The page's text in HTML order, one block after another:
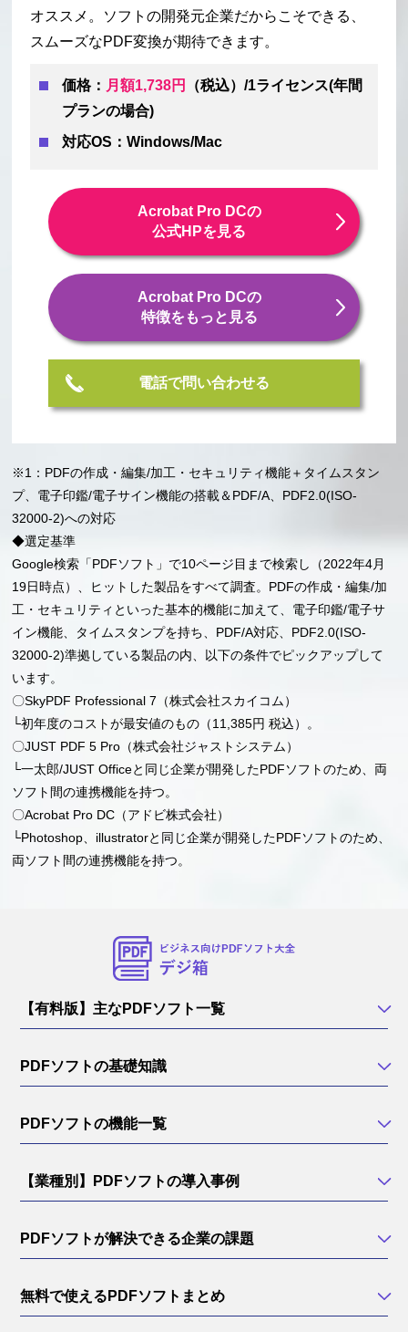
オススメ。ソフトの開発元企業だからこそできる、
スムーズなPDF変換が期待できます。
価格： 月額1,738円
（税込）/1ライセンス(年間
プランの場合)
対応OS：Windows/Mac
Acrobat Pro DCの
公式HPを見る
Acrobat Pro DCの
特徴をもっと見る
電話で問い合わせる
※1：PDFの作成・編集/加工・セキュリティ機能＋タイムスタン
プ、電子印鑑/電子サイン機能の搭載＆PDF/A、PDF2.0(ISO-
32000-2)への対応
◆選定基準
Google検索「PDFソフト」で10ページ目まで検索し（2022年4月
19日時点）、ヒットした製品をすべて調査。PDFの作成・編集/加
工・セキュリティといった基本的機能に加えて、電子印鑑/電子サ
イン機能、タイムスタンプを持ち、PDF/A対応、PDF2.0(ISO-
32000-2)準拠している製品の内、以下の条件でピックアップして
います。
〇SkyPDF Professional 7（株式会社スカイコム）
└初年度のコストが最安値のもの（11,385円 税込）。
〇JUST PDF 5 Pro（株式会社ジャストシステム）
└一太郎/JUST Officeと同じ企業が開発したPDFソフトのため、両
ソフト間の連携機能を持つ。
〇Acrobat Pro DC（アドビ株式会社）
└Photoshop、illustratorと同じ企業が開発したPDFソフトのため、
両ソフト間の連携機能を持つ。
【有料版】主なPDFソフト一覧
PDFソフトの基礎知識
PDFソフトの機能一覧
【業種別】PDFソフトの導入事例
PDFソフトが解決できる企業の課題
無料で使えるPDFソフトまとめ